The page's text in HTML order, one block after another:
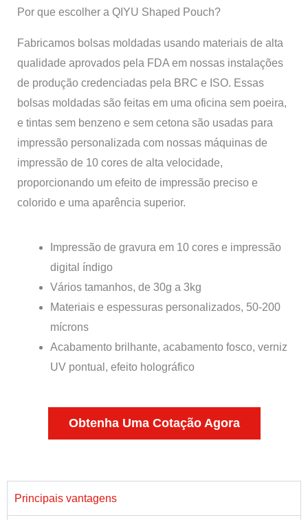
Por que escolher a QIYU Shaped Pouch?
Fabricamos bolsas moldadas usando materiais de alta
qualidade aprovados pela FDA em nossas instalações
de produção credenciadas pela BRC e ISO. Essas
bolsas moldadas são feitas em uma oficina sem poeira,
e tintas sem benzeno e sem cetona são usadas para
impressão personalizada com nossas máquinas de
impressão de 10 cores de alta velocidade,
proporcionando um efeito de impressão preciso e
colorido e uma aparência superior.
Impressão de gravura em 10 cores e impressão
digital índigo
Vários tamanhos, de 30g a 3kg
Materiais e espessuras personalizados, 50-200
mícrons
Acabamento brilhante, acabamento fosco, verniz
UV pontual, efeito holográfico
Obtenha Uma Cotação Agora
Principais vantagens